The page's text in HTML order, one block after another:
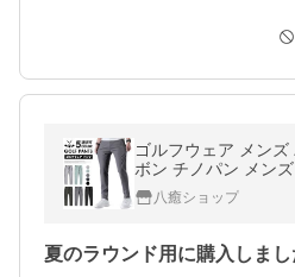
ゴルフウェア メン
ボン チノパン メン
ストレッチ チノパン
八癒ショップ